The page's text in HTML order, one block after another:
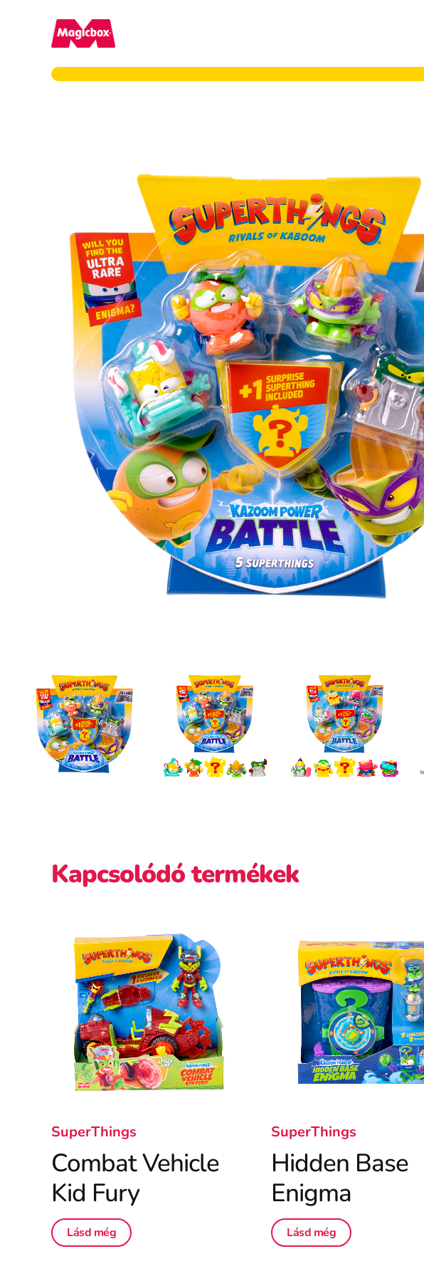
Kapcsolódó termékek
SuperThings
Combat Vehicle
Kid Fury
Lásd még
SuperThings
Hidden Base
Enigma
Lásd még